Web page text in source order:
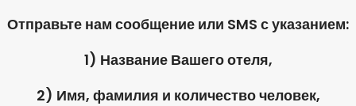
Отправьте нам сообщение или SMS с указанием:
1) Название Вашего отеля,
2) Имя, фамилия и количество человек,